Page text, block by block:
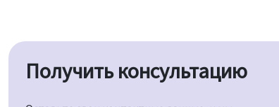
Получить консультацию